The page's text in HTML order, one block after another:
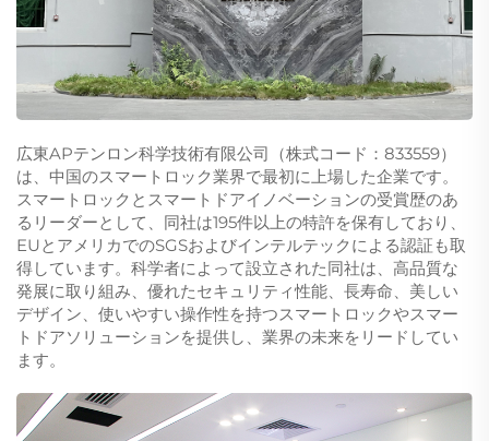
広東APテンロン科学技術有限公司（株式コード：833559）
は、中国のスマートロック業界で最初に上場した企業です。
スマートロックとスマートドアイノベーションの受賞歴のあ
るリーダーとして、同社は195件以上の特許を保有しており、
EUとアメリカでのSGSおよびインテルテックによる認証も取
得しています。科学者によって設立された同社は、高品質な
発展に取り組み、優れたセキュリティ性能、長寿命、美しい
デザイン、使いやすい操作性を持つスマートロックやスマー
トドアソリューションを提供し、業界の未来をリードしてい
ます。